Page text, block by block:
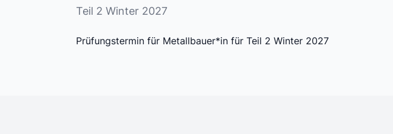
Teil 2 Winter 2027
Prüfungstermin für Metallbauer*in für Teil 2 Winter 2027